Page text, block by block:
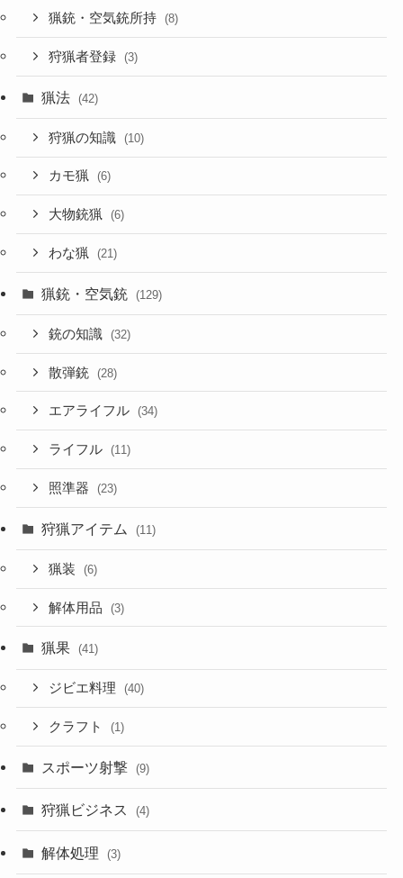
猟銃・空気銃所持 (8)
狩猟者登録 (3)
猟法 (42)
狩猟の知識 (10)
カモ猟 (6)
大物銃猟 (6)
わな猟 (21)
猟銃・空気銃 (129)
銃の知識 (32)
散弾銃 (28)
エアライフル (34)
ライフル (11)
照準器 (23)
狩猟アイテム (11)
猟装 (6)
解体用品 (3)
猟果 (41)
ジビエ料理 (40)
クラフト (1)
スポーツ射撃 (9)
狩猟ビジネス (4)
解体処理 (3)